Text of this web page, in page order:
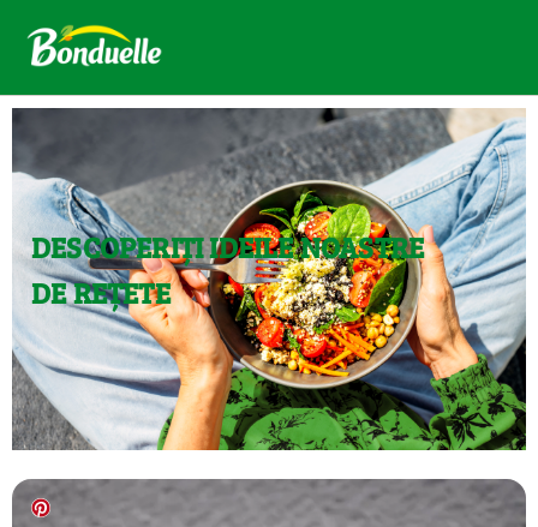
DESCOPERIȚI IDEILE NOASTRE
DE REȚETE